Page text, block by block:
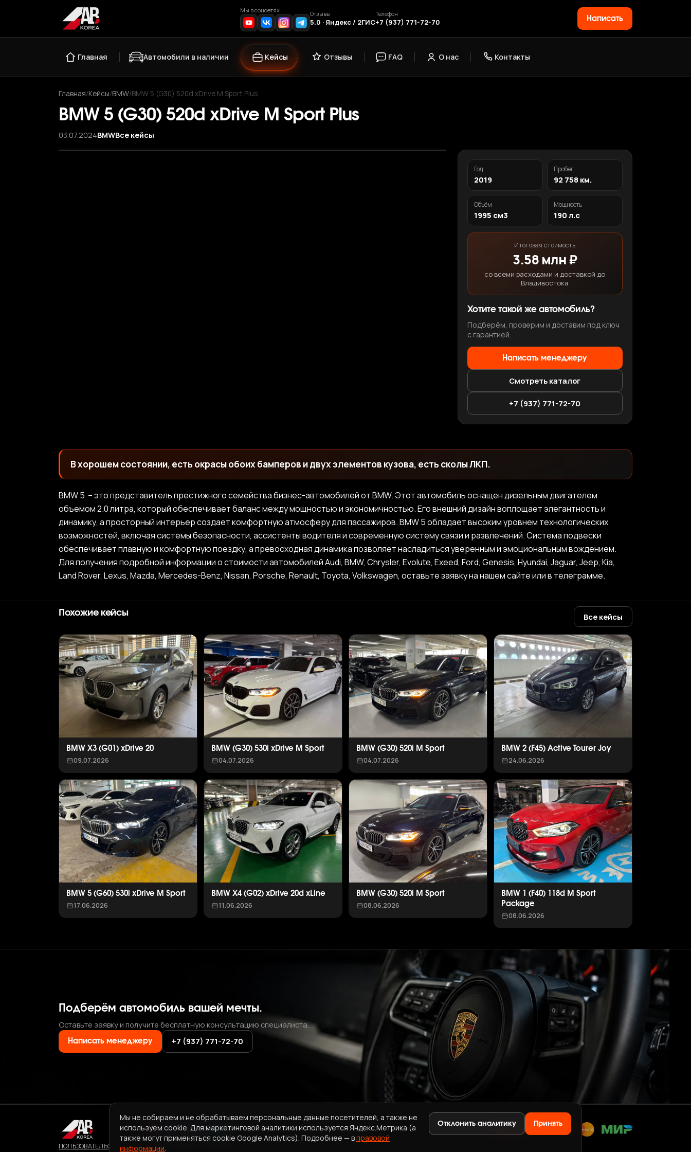
Мы в соцсетях Отзывы
5.0 · Яндекс / 2ГИС
Телефон
+7 (937) 771-72-70 Написать
Главная Автомобили в наличии Кейсы Отзывы FAQ О нас Контакты
Главная/Кейсы/BMW/BMW 5 (G30) 520d xDrive M Sport Plus
BMW 5 (G30) 520d xDrive M Sport Plus
03.07.2024BMWВсе кейсы
Год
2019
Пробег
92 758 км.
Объём
1995 см3
Мощность
190 л.с
Итоговая стоимость
3.58 млн ₽
со всеми расходами и доставкой до
Владивостока
Хотите такой же автомобиль?
Подберём, проверим и доставим под ключ
с гарантией.
Написать менеджеру
Смотреть каталог
+7 (937) 771-72-70
В хорошем состоянии, есть окрасы обоих бамперов и двух элементов кузова, есть сколы ЛКП.
BMW 5 – это представитель престижного семейства бизнес-автомобилей от BMW. Этот автомобиль оснащен дизельным двигателем
объемом 2.0 литра, который обеспечивает баланс между мощностью и экономичностью. Его внешний дизайн воплощает элегантность и
динамику, а просторный интерьер создает комфортную атмосферу для пассажиров. BMW 5 обладает высоким уровнем технологических
возможностей, включая системы безопасности, ассистенты водителя и современную систему связи и развлечений. Система подвески
обеспечивает плавную и комфортную поездку, а превосходная динамика позволяет насладиться уверенным и эмоциональным вождением.
Для получения подробной информации о стоимости автомобилей Audi, BMW, Chrysler, Evolute, Exeed, Ford, Genesis, Hyundai, Jaguar, Jeep, Kia,
Land Rover, Lexus, Mazda, Mercedes-Benz, Nissan, Porsche, Renault, Toyota, Volkswagen, оставьте заявку на нашем сайте или в телеграмме.
Похожие кейсы Все кейсы
BMW X3 (G01) xDrive 20
09.07.2026
BMW (G30) 530i xDrive M Sport
04.07.2026
BMW (G30) 520i M Sport
04.07.2026
BMW 2 (F45) Active Tourer Joy
24.06.2026
BMW 5 (G60) 530i xDrive M Sport
17.06.2026
BMW X4 (G02) xDrive 20d xLine
11.06.2026
BMW (G30) 520i M Sport
08.06.2026
BMW 1 (F40) 118d M Sport
Package
08.06.2026
Подберём автомобиль вашей мечты.
Оставьте заявку и получите бесплатную консультацию специалиста.
Написать менеджеру +7 (937) 771-72-70
+7 (937) 771-72-70 ·ab.korea.kr@gmail.com
ПОЛЬЗОВАТЕЛЬСКОЕ СОГЛАШЕНИЕ СЕРВИСА ABKOREA
Мы не собираем и не обрабатываем персональные данные посетителей, а также не
используем cookie. Для маркетинговой аналитики используется Яндекс.Метрика (а
также могут применяться cookie Google Analytics). Подробнее — вправовой
информации.
Отклонить аналитику Принять